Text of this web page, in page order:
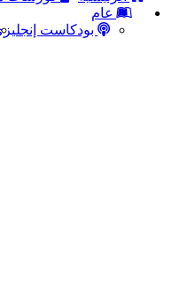
عام
بودكاست